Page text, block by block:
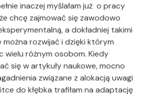
inaczej myślałam już o pracy
chcę zajmować się zawodowo
a dokładniej takimi
rozwijać i dzięki którym
wielu różnym osobom. Kiedy
się w artykuły naukowe, mocno
związane z alokacją uwagi
do kłębka trafiłam na adaptację